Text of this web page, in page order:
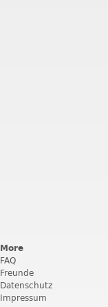
More
FAQ
Freunde
Datenschutz
Impressum